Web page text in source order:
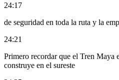
24:17
de seguridad en toda la ruta y la
24:21
Primero recordar que el Tren Maya
construye en el sureste